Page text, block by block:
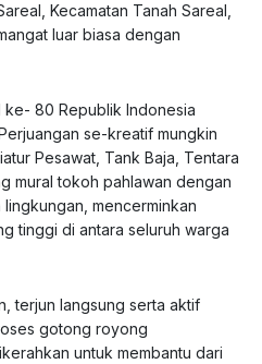
Kecamatan Tanah Sareal,
luar biasa dengan
ke- 80 Republik Indonesia
se-kreatif mungkin
Pesawat, Tank Baja, Tentara
mural tokoh pahlawan dengan
mencerminkan
tinggi di antara seluruh warga
terjun langsung serta aktif
gotong royong
untuk membantu dari